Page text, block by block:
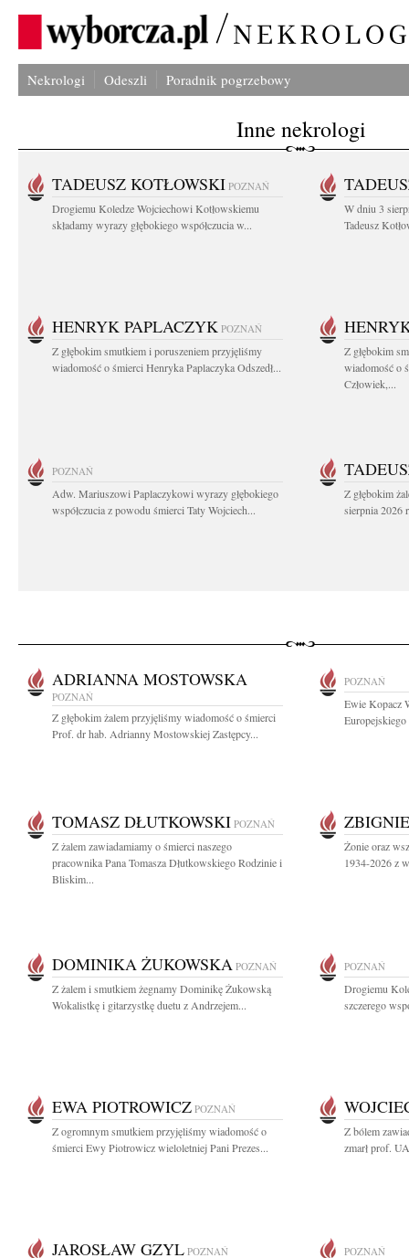
Nekrologi Odeszli Poradnik pogrzebowy
Inne nekrologi
TADEUSZ KOTŁOWSKI POZNAŃ
Drogiemu Koledze Wojciechowi Kotłowskiemu
składamy wyrazy głębokiego współczucia w...
W dniu 3
Tadeusz
HENRYK PAPLACZYK POZNAŃ
Z głębokim smutkiem i poruszeniem przyjęliśmy
wiadomość o śmierci Henryka Paplaczyka Odszedł...
Z głębokim
wiadomość o
Człowiek,...
POZNAŃ
Adw. Mariuszowi Paplaczykowi wyrazy głębokiego
współczucia z powodu śmierci Taty Wojciech...
Z głębokim
sierpnia 2026
ADRIANNA MOSTOWSKA
POZNAŃ
Z głębokim żalem przyjęliśmy wiadomość o śmierci
Prof. dr hab. Adrianny Mostowskiej Zastępcy...
POZNAŃ
Ewie Kopacz
Europejskiego
TOMASZ DŁUTKOWSKI POZNAŃ
Z żalem zawiadamiamy o śmierci naszego
pracownika Pana Tomasza Dłutkowskiego Rodzinie i
Bliskim...
Żonie oraz
1934-2026 z
DOMINIKA ŻUKOWSKA POZNAŃ
Z żalem i smutkiem żegnamy Dominikę Żukowską
Wokalistkę i gitarzystkę duetu z Andrzejem...
POZNAŃ
Drogiemu
szczerego
EWA PIOTROWICZ POZNAŃ
Z ogromnym smutkiem przyjęliśmy wiadomość o
śmierci Ewy Piotrowicz wieloletniej Pani Prezes...
Z bólem
zmarł prof.
JAROSŁAW GZYL POZNAŃ POZNAŃ